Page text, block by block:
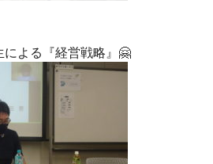
よる『経営戦略』🤗